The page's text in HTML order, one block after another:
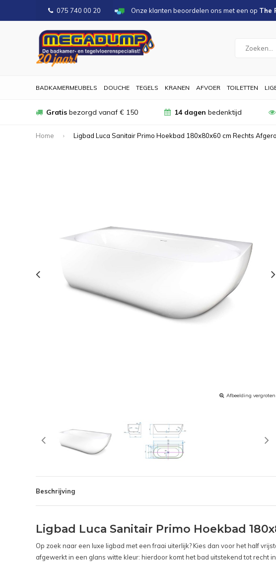
075 740 00 20 Onze klanten beoordelen ons met een op The
BADKAMERMEUBELS DOUCHE TEGELS KRANEN AFVOER TOILETTEN
Gratis bezorgd vanaf € 150 14 dagen bedenktijd
Home Ligbad Luca Sanitair Primo Hoekbad 180x80x60 cm Rechts
Afbeelding vergroten
Beschrijving
Ligbad Luca Sanitair Primo Hoekbad
Op zoek naar een luxe ligbad met een fraai uiterlijk? Kies dan voor het half
afgewerkt in een glans witte kleur: hierdoor komt het bad uitstekend tot recht